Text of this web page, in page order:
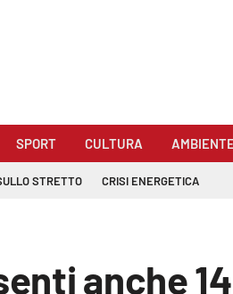
SPORT CULTURA
STRETTO CRISI ENERGETICA
anche